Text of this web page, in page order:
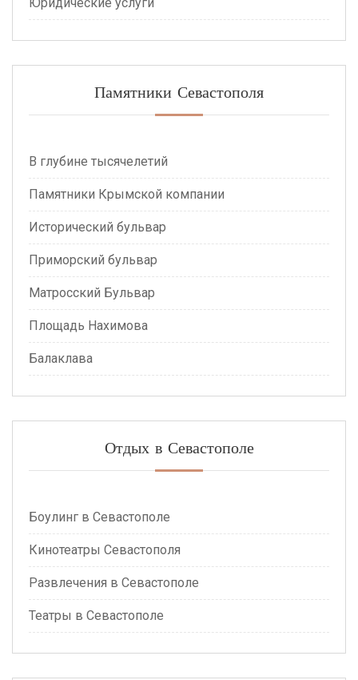
Памятники Севастополя
В глубине тысячелетий
Памятники Крымской компании
Исторический бульвар
Приморский бульвар
Матросский Бульвар
Площадь Нахимова
Балаклава
Отдых в Севастополе
Боулинг в Севастополе
Кинотеатры Севастополя
Развлечения в Севастополе
Театры в Севастополе